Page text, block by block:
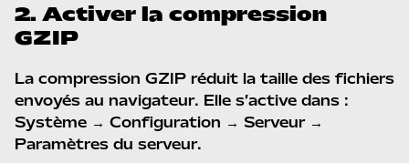
2. Activer la compression
GZIP
La compression GZIP réduit la taille des fichiers
envoyés au navigateur. Elle s’active dans :
Système → Configuration → Serveur →
Paramètres du serveur.